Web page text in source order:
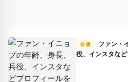
俳優
役、インスタな